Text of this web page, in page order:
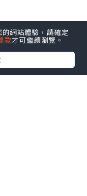
網站體驗，請確定
款才可繼續瀏覽。